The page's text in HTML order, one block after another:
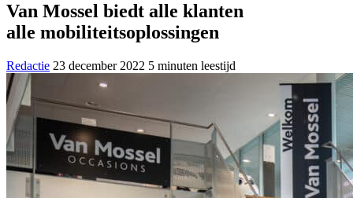
Van Mossel biedt alle klanten
alle mobiliteitsoplossingen
Redactie 23 december 2022 5 minuten leestijd